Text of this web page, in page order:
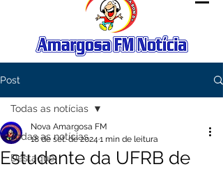
Post
Todas as notícias
Destaque
Todas as notícias
Estudante da UFRB de
Nova Amargosa FM
18 de set. de 2024 1 min de leitura